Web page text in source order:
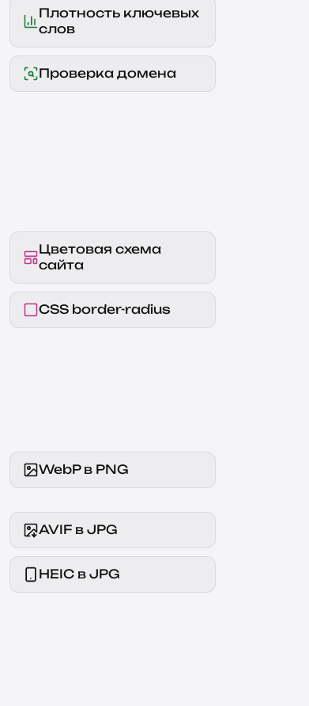
Плотность ключевых
слов
Проверка домена
Цветовая схема
сайта
CSS border-radius
WebP в PNG
AVIF в JPG
HEIC в JPG